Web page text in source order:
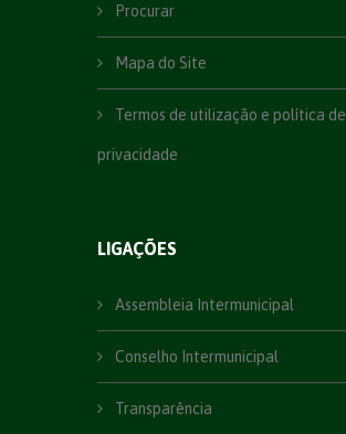
Procurar
Mapa do Site
Termos de utilização e política de
privacidade
LIGAÇÕES
Assembleia Intermunicipal
Conselho Intermunicipal
Transparência